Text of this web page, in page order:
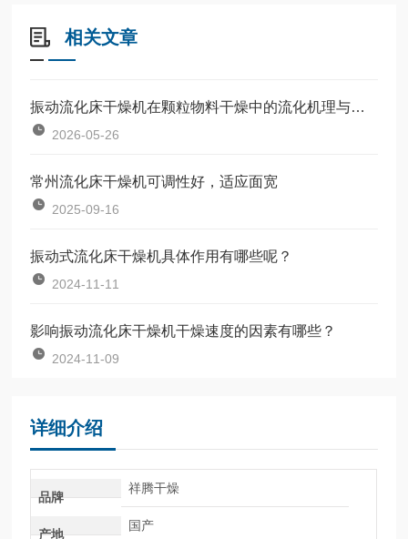
相关文章
振动流化床干燥机在颗粒物料干燥中的流化机理与节能特性
2026-05-26
常州流化床干燥机可调性好，适应面宽
2025-09-16
振动式流化床干燥机具体作用有哪些呢？
2024-11-11
影响振动流化床干燥机干燥速度的因素有哪些？
2024-11-09
详细介绍
品牌
祥腾干燥
产地
国产